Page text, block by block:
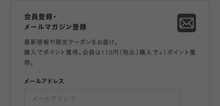
会員登録・
メールマガジン登録
最新情報や限定クーポンをお届け。
購入でポイント獲得。会員は110円（税込）購入で+1ポイント獲
得。
メールアドレス